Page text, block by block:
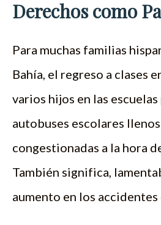
Derechos como
Para muchas familias
Bahía, el regreso a clases
varios hijos en las
autobuses escolares
congestionadas a la hora
También significa,
aumento en los